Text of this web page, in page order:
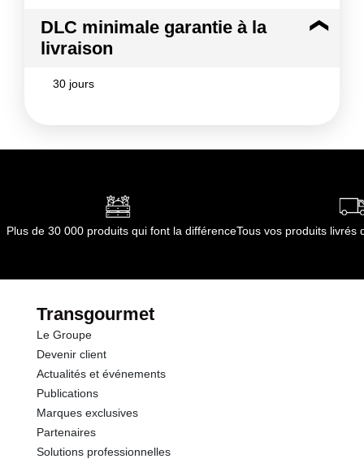
DLC minimale garantie à la
livraison
30 jours
Plus de 30 000 produits qui font la différenceTous vos produits livrés
Transgourmet
Le Groupe
Devenir client
Actualités et événements
Publications
Marques exclusives
Partenaires
Solutions professionnelles